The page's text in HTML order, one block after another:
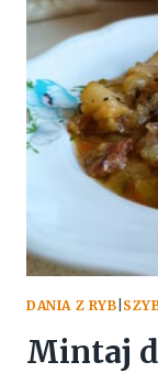
DANIA Z RYB
Mintaj